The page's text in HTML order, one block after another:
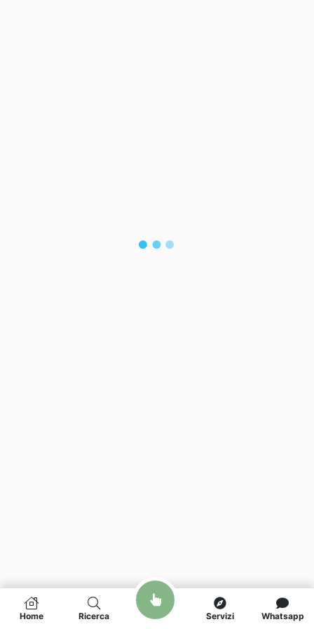
Home Ricerca Servizi Whatsapp